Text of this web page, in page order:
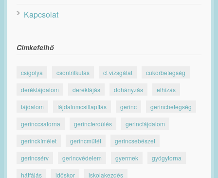
Kapcsolat
Címkefelhő
csigolya csontritkulás ct vizsgálat cukorbetegség
derékfájdalom derékfájás dohányzás elhízás
fájdalom fájdalomcsillapítás gerinc gerincbetegség
gerinccsatorna gerincferdülés gerincfájdalom
gerinckímélet gerincműtét gerincsebészet
gerincsérv gerincvédelem gyermek gyógytorna
hátfájás időskor iskolakezdés